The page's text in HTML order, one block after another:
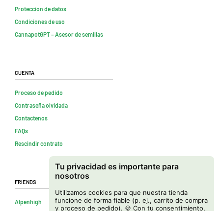
Tu privacidad es importante para
nosotros
Utilizamos cookies para que nuestra tienda
funcione de forma fiable (p. ej., carrito de compra
y proceso de pedido). 🍪 Con tu consentimiento,
Proteccion de datos
Condiciones de uso
CannapotGPT – Asesor de semillas
Cuenta
Proceso de pedido
Contraseña olvidada
Contactenos
FAQs
Rescindir contrato
Friends
Alpenhigh